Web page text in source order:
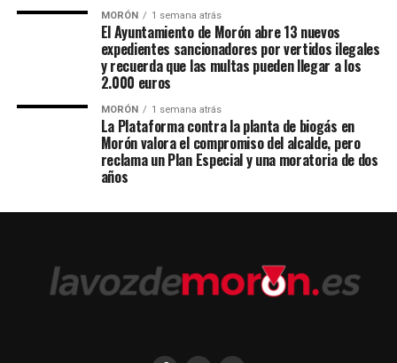
MORÓN 1 semana atrás
El Ayuntamiento de Morón abre 13 nuevos
expedientes sancionadores por vertidos ilegales
y recuerda que las multas pueden llegar a los
2.000 euros
MORÓN 1 semana atrás
La Plataforma contra la planta de biogás en
Morón valora el compromiso del alcalde, pero
reclama un Plan Especial y una moratoria de dos
años